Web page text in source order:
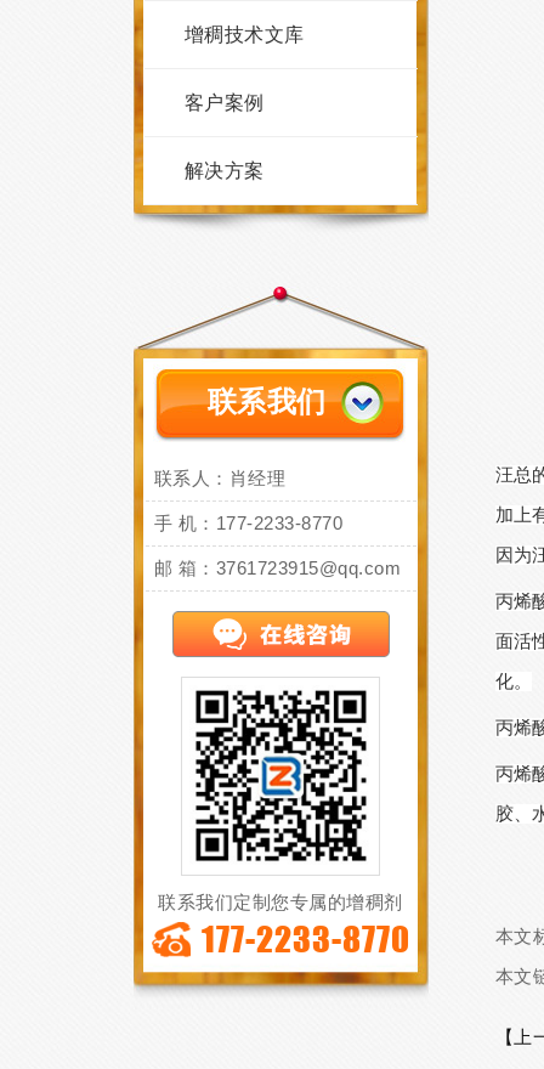
增稠技术文库
客户案例
解决方案
联系我们
联系人：肖经理
手 机：177-2233-8770
邮 箱：3761723915@qq.com
联系我们定制您专属的增稠剂
177-2233-8770
汪总
加上
因为
丙烯
面活
化。
丙烯
丙烯
胶、
本文
本文
【上